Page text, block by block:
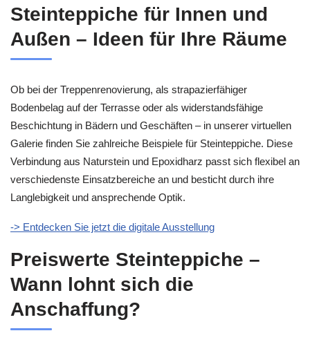
Steinteppiche für Innen und
Außen – Ideen für Ihre Räume
Ob bei der Treppenrenovierung, als strapazierfähiger
Bodenbelag auf der Terrasse oder als widerstandsfähige
Beschichtung in Bädern und Geschäften – in unserer virtuellen
Galerie finden Sie zahlreiche Beispiele für Steinteppiche. Diese
Verbindung aus Naturstein und Epoxidharz passt sich flexibel an
verschiedenste Einsatzbereiche an und besticht durch ihre
Langlebigkeit und ansprechende Optik.
-> Entdecken Sie jetzt die digitale Ausstellung
Preiswerte Steinteppiche –
Wann lohnt sich die
Anschaffung?